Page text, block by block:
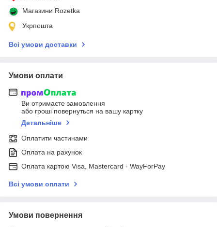
Магазини Rozetka
Укрпошта
Всі умови доставки
Умови оплати
Ви отримаєте замовлення
або гроші повернуться на вашу картку
Детальніше
Оплатити частинами
Оплата на рахунок
Оплата картою Visa, Mastercard - WayForPay
Всі умови оплати
Умови повернення